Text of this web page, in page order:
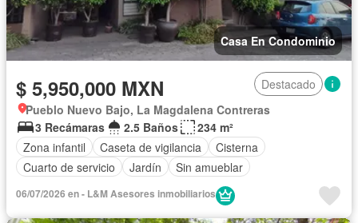
Casa En Condominio
$ 5,950,000 MXN
Destacado
Pueblo Nuevo Bajo, La Magdalena Contreras
3 Recámaras
2.5 Baños
234 m²
Zona infantil
Caseta de vigilancia
Cisterna
Cuarto de servicio
Jardín Sin amueblar
06/07/2026 en - L&M Asesores inmobiliarios